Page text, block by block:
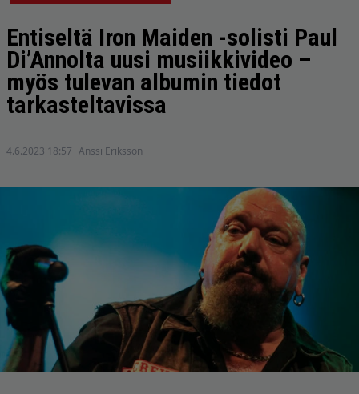
Entiseltä Iron Maiden -solisti Paul
Di’Annolta uusi musiikkivideo –
myös tulevan albumin tiedot
tarkasteltavissa
4.6.2023 18:57 Anssi Eriksson